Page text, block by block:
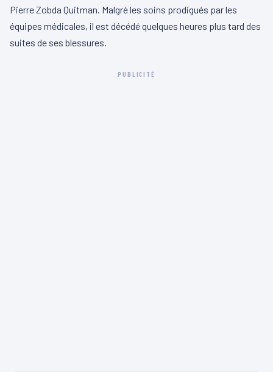
Pierre Zobda Quitman. Malgré les soins prodigués par les
équipes médicales, il est décédé quelques heures plus tard des
suites de ses blessures.
PUBLICITÉ